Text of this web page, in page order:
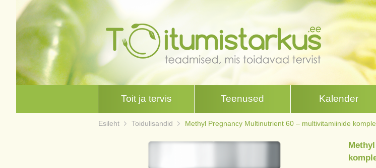
Toit ja tervis Teenused Kalender
Esileht Toidulisandid Methyl Pregnancy Multinutrient 60 – multivitamiinide